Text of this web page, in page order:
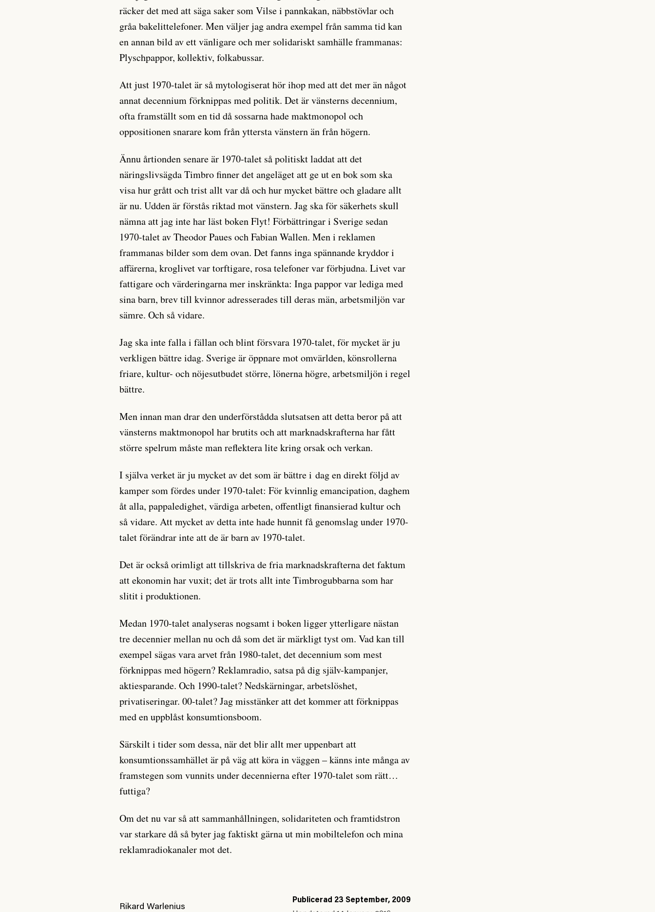
räcker det med att säga saker som Vilse i pannkakan, näbbstövlar och
gråa bakelittelefoner. Men väljer jag andra exempel från samma tid kan
en annan bild av ett vänligare och mer solidariskt samhälle frammanas:
Plyschpappor, kollektiv, folkabussar.
Att just 1970-talet är så mytologiserat hör ihop med att det mer än något
annat decennium förknippas med politik. Det är vänsterns decennium,
ofta framställt som en tid då sossarna hade maktmonopol och
oppositionen snarare kom från yttersta vänstern än från högern.
Ännu årtionden senare är 1970-talet så politiskt laddat att det
näringslivsägda Timbro finner det angeläget att ge ut en bok som ska
visa hur grått och trist allt var då och hur mycket bättre och gladare allt
är nu. Udden är förstås riktad mot vänstern. Jag ska för säkerhets skull
nämna att jag inte har läst boken Flyt! Förbättringar i Sverige sedan
1970-talet av Theodor Paues och Fabian Wallen. Men i reklamen
frammanas bilder som dem ovan. Det fanns inga spännande kryddor i
affärerna, kroglivet var torftigare, rosa telefoner var förbjudna. Livet var
fattigare och värderingarna mer inskränkta: Inga pappor var lediga med
sina barn, brev till kvinnor adresserades till deras män, arbetsmiljön var
sämre. Och så vidare.
Jag ska inte falla i fällan och blint försvara 1970-talet, för mycket är ju
verkligen bättre idag. Sverige är öppnare mot omvärlden, könsrollerna
friare, kultur- och nöjesutbudet större, lönerna högre, arbetsmiljön i regel
bättre.
Men innan man drar den underförstådda slutsatsen att detta beror på att
vänsterns maktmonopol har brutits och att marknadskrafterna har fått
större spelrum måste man reflektera lite kring orsak och verkan.
I själva verket är ju mycket av det som är bättre i dag en direkt följd av
kamper som fördes under 1970-talet: För kvinnlig emancipation, daghem
åt alla, pappaledighet, värdiga arbeten, offentligt finansierad kultur och
så vidare. Att mycket av detta inte hade hunnit få genomslag under 1970-
talet förändrar inte att de är barn av 1970-talet.
Det är också orimligt att tillskriva de fria marknadskrafterna det faktum
att ekonomin har vuxit; det är trots allt inte Timbrogubbarna som har
slitit i produktionen.
Medan 1970-talet analyseras nogsamt i boken ligger ytterligare nästan
tre decennier mellan nu och då som det är märkligt tyst om. Vad kan till
exempel sägas vara arvet från 1980-talet, det decennium som mest
förknippas med högern? Reklamradio, satsa på dig själv-kampanjer,
aktiesparande. Och 1990-talet? Nedskärningar, arbetslöshet,
privatiseringar. 00-talet? Jag misstänker att det kommer att förknippas
med en uppblåst konsumtionsboom.
Särskilt i tider som dessa, när det blir allt mer uppenbart att
konsumtionssamhället är på väg att köra in väggen – känns inte många av
framstegen som vunnits under decennierna efter 1970-talet som rätt…
futtiga?
Om det nu var så att sammanhållningen, solidariteten och framtidstron
var starkare då så byter jag faktiskt gärna ut min mobiltelefon och mina
reklamradiokanaler mot det.
Rikard Warlenius
Publicerad 23 September, 2009